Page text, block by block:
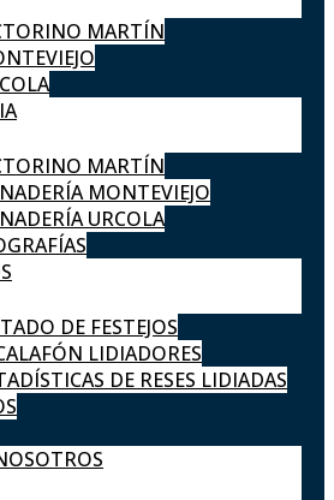
MARTÍN
MARTÍN
MONTEVIEJO
URCOLA
DE FESTEJOS
LIDIADORES
DE RESES LIDIADAS